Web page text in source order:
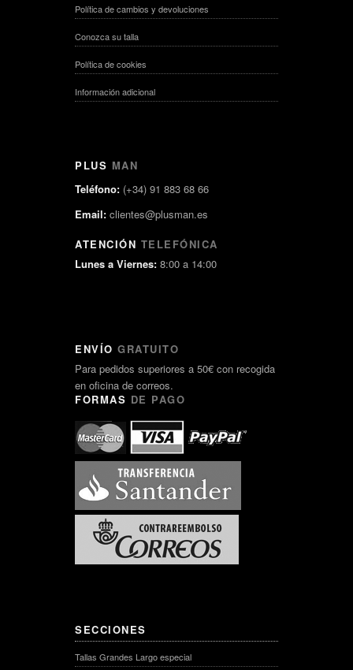
Política de cambios y devoluciones
Conozca su talla
Política de cookies
Información adicional
PLUS MAN
Teléfono: (+34) 91 883 68 66
Email: clientes@plusman.es
ATENCIÓN TELEFÓNICA
Lunes a Viernes: 8:00 a 14:00
ENVÍO GRATUITO
Para pedidos superiores a 50€ con recogida
en oficina de correos.
FORMAS DE PAGO
SECCIONES
Tallas Grandes Largo especial